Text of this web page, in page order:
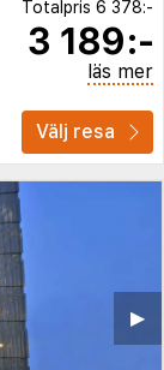
Totalpris 6 378:-
3 189:-
läs mer
Välj resa
▶︎